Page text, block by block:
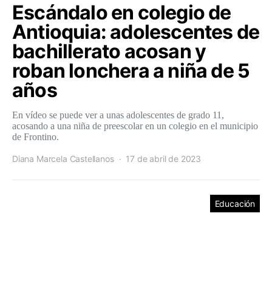
Escándalo en colegio de
Antioquia: adolescentes de
bachillerato acosan y
roban lonchera a niña de 5
años
En vídeo se puede ver a unas adolescentes de grado 11,
acosando a una niña de preescolar en un colegio en el municipio
de Frontino.
Diana Marcela Castellanos 17 de abril de 2023
Educación